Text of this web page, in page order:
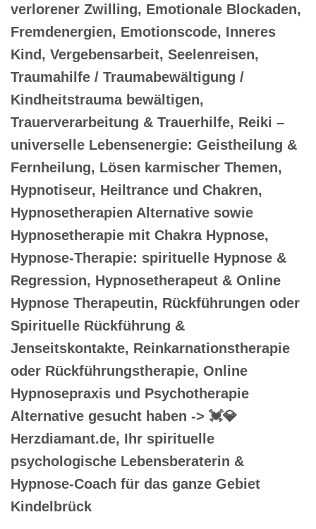
verlorener Zwilling, Emotionale Blockaden,
Fremdenergien, Emotionscode, Inneres
Kind, Vergebensarbeit, Seelenreisen,
Traumahilfe / Traumabewältigung /
Kindheitstrauma bewältigen,
Trauerverarbeitung & Trauerhilfe, Reiki –
universelle Lebensenergie: Geistheilung &
Fernheilung, Lösen karmischer Themen,
Hypnotiseur, Heiltrance und Chakren,
Hypnosetherapien Alternative sowie
Hypnosetherapie mit Chakra Hypnose,
Hypnose-Therapie: spirituelle Hypnose &
Regression, Hypnosetherapeut & Online
Hypnose Therapeutin, Rückführungen oder
Spirituelle Rückführung &
Jenseitskontakte, Reinkarnationstherapie
oder Rückführungstherapie, Online
Hypnosepraxis und Psychotherapie
Alternative gesucht haben -> 💓️💎
Herzdiamant.de, Ihr spirituelle
psychologische Lebensberaterin &
Hypnose-Coach für das ganze Gebiet
Kindelbrück